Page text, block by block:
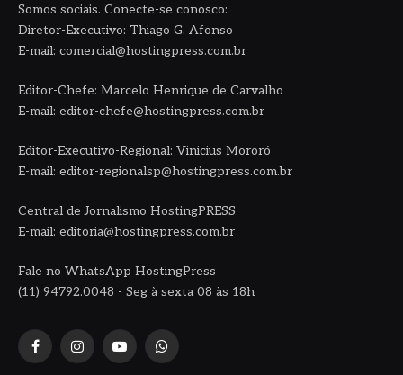
Somos sociais. Conecte-se conosco:
Diretor-Executivo: Thiago G. Afonso
E-mail: comercial@hostingpress.com.br
Editor-Chefe: Marcelo Henrique de Carvalho
E-mail: editor-chefe@hostingpress.com.br
Editor-Executivo-Regional: Vinicius Mororó
E-mail: editor-regionalsp@hostingpress.com.br
Central de Jornalismo HostingPRESS
E-mail: editoria@hostingpress.com.br
Fale no WhatsApp HostingPress
(11) 94792.0048 - Seg à sexta 08 às 18h
FacebookInstagramYouTubeWhatsApp